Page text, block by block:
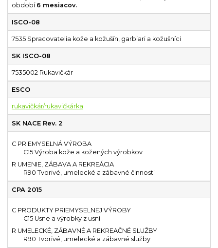
období 6 mesiacov.
ISCO-08
7535 Spracovatelia kože a kožušín, garbiari a kožušníci
SK ISCO-08
7535002 Rukavičkár
ESCO
rukavičkár/rukavičkárka
SK NACE Rev. 2
C PRIEMYSELNÁ VÝROBA
C15 Výroba kože a kožených výrobkov
R UMENIE, ZÁBAVA A REKREÁCIA
R90 Tvorivé, umelecké a zábavné činnosti
CPA 2015
C PRODUKTY PRIEMYSELNEJ VÝROBY
C15 Usne a výrobky z usní
R UMELECKÉ, ZÁBAVNÉ A REKREAČNÉ SLUŽBY
R90 Tvorivé, umelecké a zábavné služby